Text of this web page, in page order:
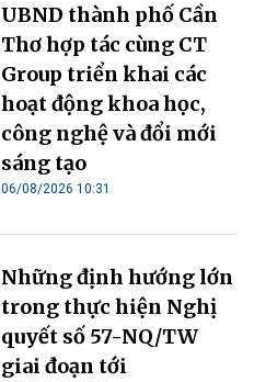
UBND thành phố Cần
Thơ hợp tác cùng CT
Group triển khai các
hoạt động khoa học,
công nghệ và đổi mới
sáng tạo
06/08/2026 10:31
Những định hướng lớn
trong thực hiện Nghị
quyết số 57-NQ/TW
giai đoạn tới